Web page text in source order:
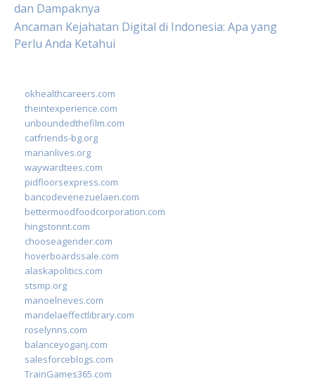
dan Dampaknya
Ancaman Kejahatan Digital di Indonesia: Apa yang
Perlu Anda Ketahui
okhealthcareers.com
theintexperience.com
unboundedthefilm.com
catfriends-bg.org
marianlives.org
waywardtees.com
pidfloorsexpress.com
bancodevenezuelaen.com
bettermoodfoodcorporation.com
hingstonnt.com
chooseagender.com
hoverboardssale.com
alaskapolitics.com
stsmp.org
manoelneves.com
mandelaeffectlibrary.com
roselynns.com
balanceyoganj.com
salesforceblogs.com
TrainGames365.com